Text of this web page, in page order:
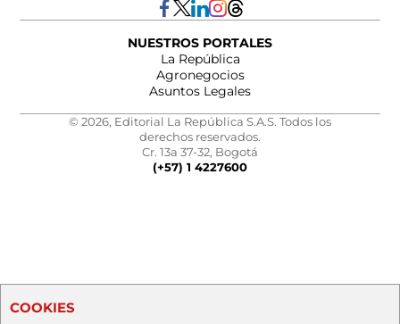
NUESTROS PORTALES
La República
Agronegocios
Asuntos Legales
© 2026, Editorial La República S.A.S. Todos los
derechos reservados.
Cr. 13a 37-32, Bogotá
(+57) 1 4227600
COOKIES